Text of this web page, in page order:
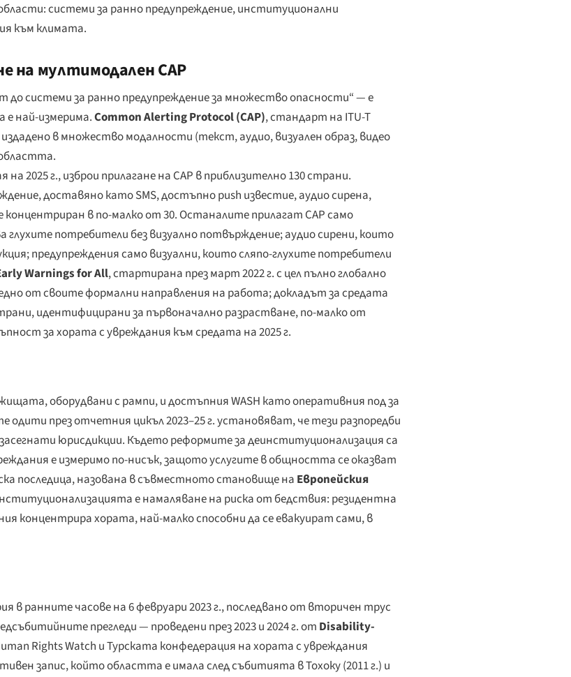
системи за ранно предупреждение, институционални
към климата.
на мултимодален CAP
системи за ранно предупреждение за множество опасности“ — е
е най-измерима.Common Alerting Protocol (CAP), стандарт на ITU-T
в множество модалности (текст, аудио, визуален образ, видео
на 2025 г., изброи прилагане на CAP в приблизително 130 страни.
доставяно като SMS, достъпно push известие, аудио сирена,
в по-малко от 30. Останалите прилагат CAP само
потребители без визуално потвърждение; аудио сирени, които
предупреждения само визуални, които сляпо-глухите потребители
Warnings for All, стартирана през март 2022 г. с цел пълно глобално
от своите формални направления на работа; докладът за средата
идентифицирани за първоначално разрастване, по-малко от
за хората с увреждания към средата на 2025 г.
оборудвани с рампи, и достъпния WASH като оперативния под за
през отчетния цикъл 2023–25 г. установяват, че тези разпоредби
юрисдикции. Където реформите за деинституционализация са
е измеримо по-нисък, защото услугите в общността се оказват
последица, назована в съвместното становище на Европейския
е намаляване на риска от бедствия: резидентна
концентрира хората, най-малко способни да се евакуират сами, в
в ранните часове на 6 февруари 2023 г., последвано от вторичен трус
прегледи — проведени през 2023 и 2024 г. от Disability-
Rights Watch и Турската конфедерация на хората с увреждания
запис, който областта е имала след събитията в Тохоку (2011 г.) и